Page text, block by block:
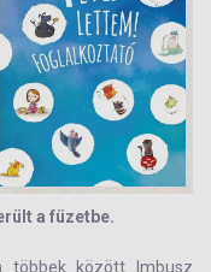
a füzetbe.
többek között Imbusz